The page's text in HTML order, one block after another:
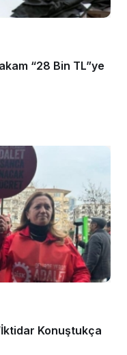
“28 Bin TL”ye
Konuştukça